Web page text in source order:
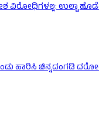
ವಿರೋಧಿಗಳಲ್ಲ: ಉಲ್ಟಾ
ಹಾರಿಸಿ ಚಿನ್ನದಂಗಡಿ